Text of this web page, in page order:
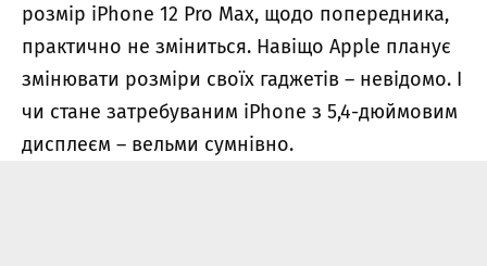
розмір iPhone 12 Pro Max, щодо попередника,
практично не зміниться. Навіщо Apple планує
змінювати розміри своїх гаджетів – невідомо. І
чи стане затребуваним iPhone з 5,4-дюймовим
дисплеєм – вельми сумнівно.